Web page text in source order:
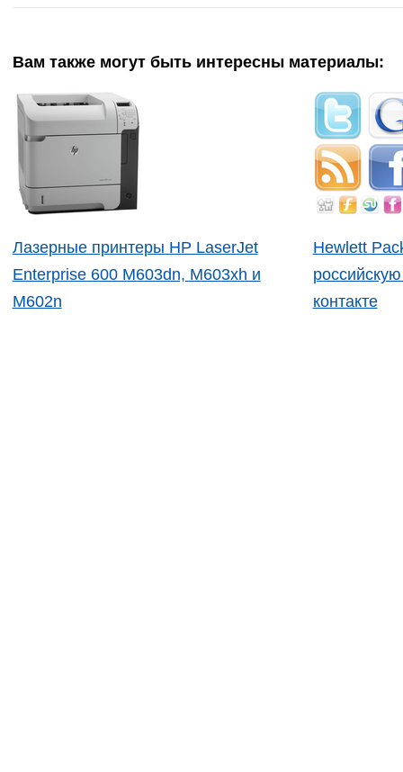
Вам также могут быть интересны материалы:
Лазерные принтеры HP LaserJet
Enterprise 600 М603dn, M603xh и
M602n
Hewlett
контакте